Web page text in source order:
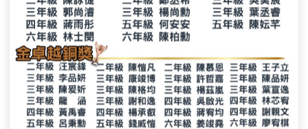
國小二年級至六年級，對數學有興趣或成績優異者皆
可報名參加
☑️ 洽詢更多資訊
☑️ 安排到班檢測、試聽
☎️ 電話：02-2898-6632
✅ 加入官方 LINE：https://page.line.me/fha0679e
📲 粉絲專頁私訊，我們將有專人與您聯繫！